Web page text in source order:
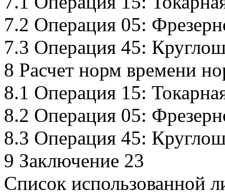
7.2 Операция 05:
7.3 Операция 45:
8 Расчет норм времени
8.1 Операция 15:
8.2 Операция 05:
8.3 Операция 45:
9 Заключение 23
Список использованной